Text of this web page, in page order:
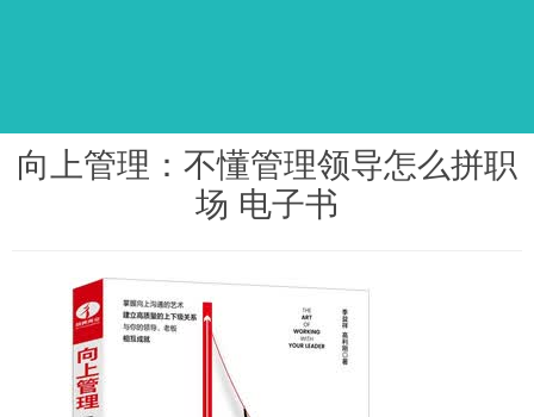
向上管理：不懂管理领导怎么拼职
场 电子书